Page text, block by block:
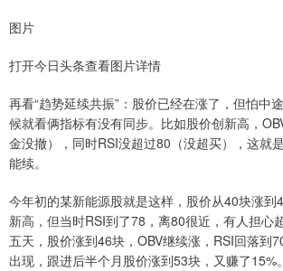
图片
打开今日头条查看图片详情
再看“趋势延续共振”：股价已经在涨了，但怕中
候就看俩指标有没有同步。比如股价创新高，
金没撤），同时RSI没超过80（没超买），这就
能续。
今年初的某新能源股就是这样，股价从40块涨到
新高，但当时RSI到了78，离80很近，有人担心
五天，股价涨到46块，OBV继续涨，RSI回落到
出现，跟进后半个月股价涨到53块，又赚了15%。